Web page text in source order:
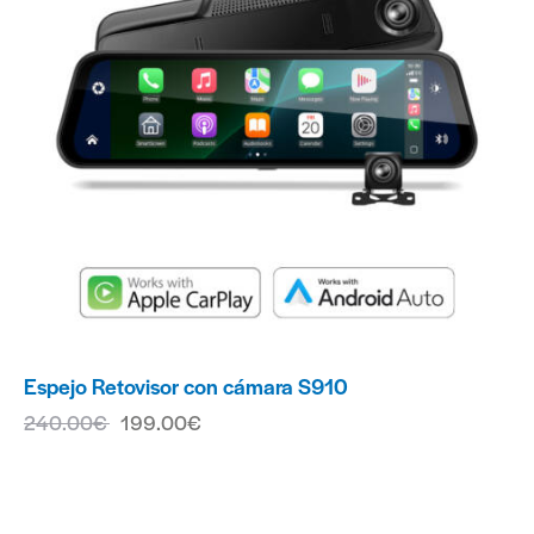
Espejo Retovisor con cámara S910
240.00€ 199.00€